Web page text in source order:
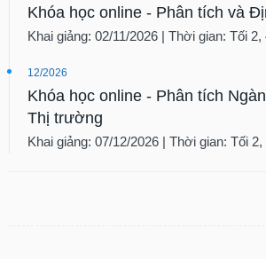
Khóa học online - Phân tích và
Khai giảng: 02/11/2026 | Thời gian: Tối 2,
12/2026
Khóa học online - Phân tích
Thị trường
Khai giảng: 07/12/2026 | Thời gian: Tối 2,